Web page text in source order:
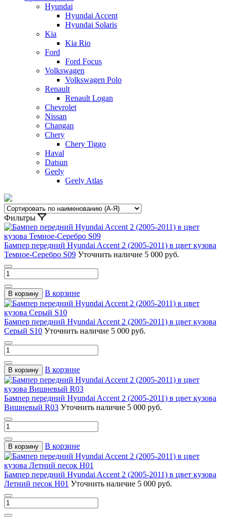
Hyundai
Hyundai Accent
Hyundai Solaris
Kia
Kia Rio
Ford
Ford Focus
Volkswagen
Volkswagen Polo
Renault
Renault Logan
Chevrolet
Nissan
Changan
Chery
Chery Tiggo
Haval
Datsun
Geely
Geely Atlas
Фильтры
Бампер передний Hyundai Accent 2 (2005-2011) в цвет кузова
Темное-Серебро S09 Уточнить наличие 5 000 руб.
В корзину В корзине
Бампер передний Hyundai Accent 2 (2005-2011) в цвет кузова
Cерый S10 Уточнить наличие 5 000 руб.
В корзину В корзине
Бампер передний Hyundai Accent 2 (2005-2011) в цвет кузова
Вишневый R03 Уточнить наличие 5 000 руб.
В корзину В корзине
Бампер передний Hyundai Accent 2 (2005-2011) в цвет кузова
Летний песок H01 Уточнить наличие 5 000 руб.